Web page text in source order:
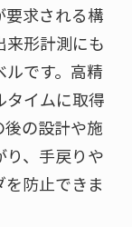
要求される構
来形計測にも
です。高精
タイムに取得
の設計や施
り、手戻りや
防止できま